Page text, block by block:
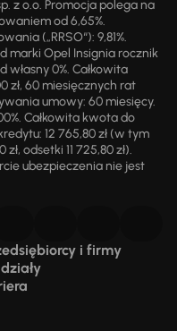
z o.o. Promocja polega na
od 6,65%.
(„RRSO“): 9,81%.
marki Opel Insignia rocznik
własny 0%. Całkowita
zł, 60 miesięcznych rat
umowy: 60 miesięcy.
Całkowita kwota do
12 765,80 zł (w tym
odsetki 11 725,80 zł).
ubezpieczenia nie jest
i firmy